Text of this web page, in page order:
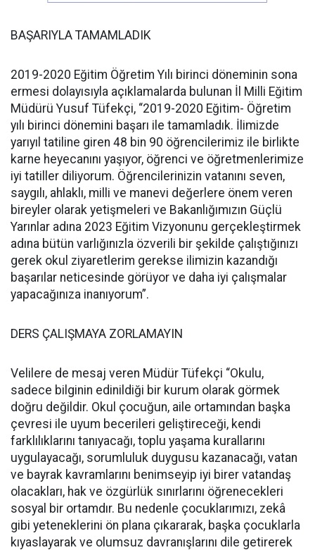
BAŞARIYLA TAMAMLADIK
2019-2020 Eğitim Öğretim Yılı birinci döneminin sona
ermesi dolayısıyla açıklamalarda bulunan İl Milli Eğitim
Müdürü Yusuf Tüfekçi, “2019-2020 Eğitim- Öğretim
yılı birinci dönemini başarı ile tamamladık. İlimizde
yarıyıl tatiline giren 48 bin 90 öğrencilerimiz ile birlikte
karne heyecanını yaşıyor, öğrenci ve öğretmenlerimize
iyi tatiller diliyorum. Öğrencilerinizin vatanını seven,
saygılı, ahlaklı, milli ve manevi değerlere önem veren
bireyler olarak yetişmeleri ve Bakanlığımızın Güçlü
Yarınlar adına 2023 Eğitim Vizyonunu gerçekleştirmek
adına bütün varlığınızla özverili bir şekilde çalıştığınızı
gerek okul ziyaretlerim gerekse ilimizin kazandığı
başarılar neticesinde görüyor ve daha iyi çalışmalar
yapacağınıza inanıyorum”.
DERS ÇALIŞMAYA ZORLAMAYIN
Velilere de mesaj veren Müdür Tüfekçi “Okulu,
sadece bilginin edinildiği bir kurum olarak görmek
doğru değildir. Okul çocuğun, aile ortamından başka
çevresi ile uyum becerileri geliştireceği, kendi
farklılıklarını tanıyacağı, toplu yaşama kurallarını
uygulayacağı, sorumluluk duygusu kazanacağı, vatan
ve bayrak kavramlarını benimseyip iyi birer vatandaş
olacakları, hak ve özgürlük sınırlarını öğrenecekleri
sosyal bir ortamdır. Bu nedenle çocuklarımızı, zekâ
gibi yeteneklerini ön plana çıkararak, başka çocuklarla
kıyaslayarak ve olumsuz davranışlarını dile getirerek